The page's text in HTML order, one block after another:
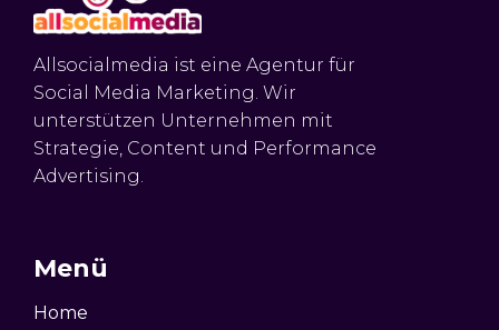
Allsocialmedia ist eine Agentur für
Social Media Marketing. Wir
unterstützen Unternehmen mit
Strategie, Content und Performance
Advertising.
Menü
Home